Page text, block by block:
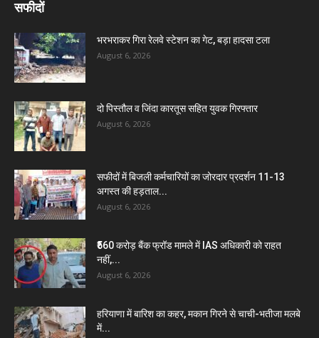
सफीदों
भरभराकर गिरा रेलवे स्टेशन का गेट, बड़ा हादसा टला
August 6, 2026
दो पिस्तौल व जिंदा कारतूस सहित युवक गिरफ्तार
August 6, 2026
सफीदों में बिजली कर्मचारियों का जोरदार प्रदर्शन 11-13
अगस्त की हड़ताल...
August 6, 2026
₹560 करोड़ बैंक फ्रॉड मामले में IAS अधिकारी को राहत
नहीं,...
August 6, 2026
हरियाणा में बारिश का कहर, मकान गिरने से चाची-भतीजा मलबे
में...